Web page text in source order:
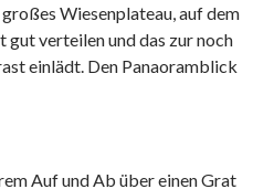
Wiesenplateau, auf dem
gut verteilen und das zur noch
einlädt. Den Panaoramblick
Auf und Ab über einen Grat